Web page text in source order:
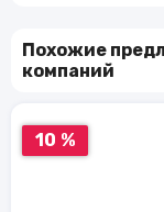
Похожие
компаний
10 %